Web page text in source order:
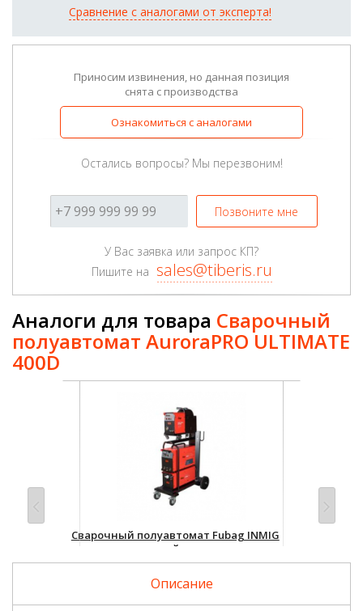
Сравнение с аналогами от эксперта!
Приносим извинения, но данная позиция
снята с производства
Ознакомиться с аналогами
Остались вопросы? Мы перезвоним!
Позвоните мне
У Вас заявка или запрос КП?
Пишите на sales@tiberis.ru
Аналоги для товара Сварочный
полуавтомат AuroraPRO ULTIMATE
400D
Сварочный полуавтомат Fubag INMIG
500T DW SYN с ДРАЙВ (DRIVE) INMIG DW
SYN, шланг-пакетом 5м, горелкой FB 500
3m, блоком жидкостного охлаждения
Описание